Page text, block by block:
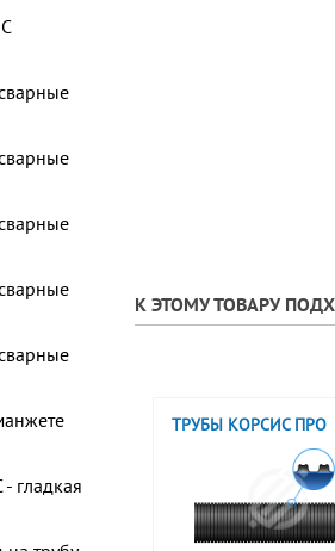
К ЭТОМУ ТОВАРУ
ТРУБЫ КОРСИС ПРО
гладкая